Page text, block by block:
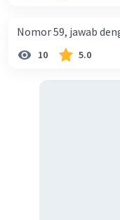
Nomor 59, jawab
10 5.0